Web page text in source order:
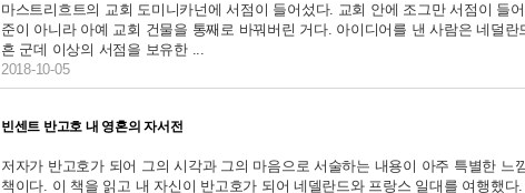
마스트리흐트의 교회 도미니카넌에 서점이 들어섰다. 교회 안에 조그만 서점이 들
준이 아니라 아예 교회 건물을 통째로 바꿔버린 거다. 아이디어를 낸 사람은 네덜란
흔 군데 이상의 서점을 보유한 ...
2018-10-05
빈센트 반고호 내 영혼의 자서전
저자가 반고호가 되어 그의 시각과 그의 마음으로 서술하는 내용이 아주 특별한 느
책이다. 이 책을 읽고 내 자신이 반고호가 되어 네델란드와 프랑스 일대를 여행했다